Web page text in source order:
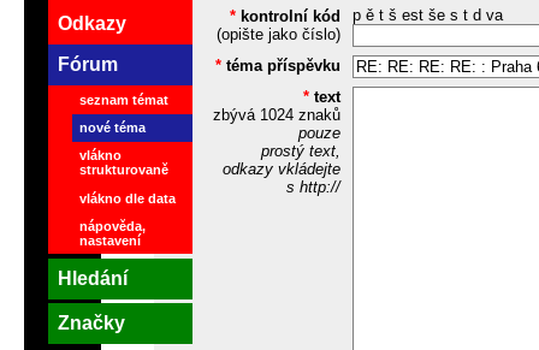
* kontrolní kód
(opište jako číslo)
p ě t š est še s t d va
* téma příspěvku
* text
zbývá 1024znaků
pouze
prostý text,
odkazy vkládejte
s http://
Odkazy
Fórum
seznam témat
nové téma
vlákno
strukturovaně
vlákno dle data
nápověda,
nastavení
Hledání
Značky